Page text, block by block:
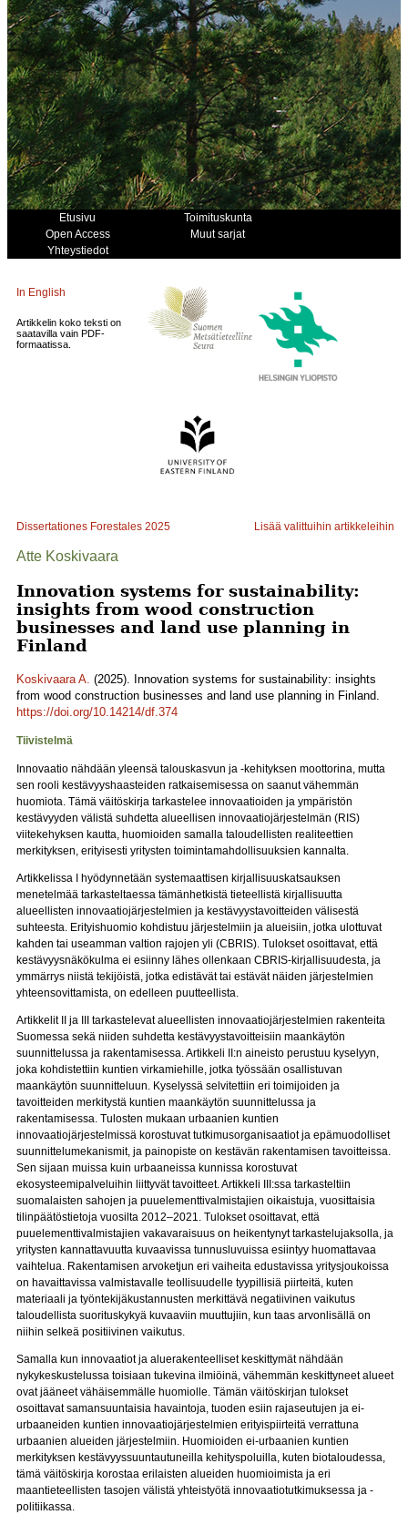
Etusivu
Toimituskunta
Open Access
Muut sarjat
Yhteystiedot
In English
Artikkelin koko teksti on
saatavilla vain PDF-
formaatissa.
Dissertationes Forestales 2025 Lisää valittuihin artikkeleihin
Atte Koskivaara
Innovation systems for sustainability:
insights from wood construction
businesses and land use planning in
Finland
Koskivaara A. (2025). Innovation systems for sustainability: insights
from wood construction businesses and land use planning in Finland.
https://doi.org/10.14214/df.374
Tiivistelmä
Innovaatio nähdään yleensä talouskasvun ja -kehityksen moottorina, mutta
sen rooli kestävyyshaasteiden ratkaisemisessa on saanut vähemmän
huomiota. Tämä väitöskirja tarkastelee innovaatioiden ja ympäristön
kestävyyden välistä suhdetta alueellisen innovaatiojärjestelmän (RIS)
viitekehyksen kautta, huomioiden samalla taloudellisten realiteettien
merkityksen, erityisesti yritysten toimintamahdollisuuksien kannalta.
Artikkelissa I hyödynnetään systemaattisen kirjallisuuskatsauksen
menetelmää tarkasteltaessa tämänhetkistä tieteellistä kirjallisuutta
alueellisten innovaatiojärjestelmien ja kestävyystavoitteiden välisestä
suhteesta. Erityishuomio kohdistuu järjestelmiin ja alueisiin, jotka ulottuvat
kahden tai useamman valtion rajojen yli (CBRIS). Tulokset osoittavat, että
kestävyysnäkökulma ei esiinny lähes ollenkaan CBRIS-kirjallisuudesta, ja
ymmärrys niistä tekijöistä, jotka edistävät tai estävät näiden järjestelmien
yhteensovittamista, on edelleen puutteellista.
Artikkelit II ja III tarkastelevat alueellisten innovaatiojärjestelmien rakenteita
Suomessa sekä niiden suhdetta kestävyystavoitteisiin maankäytön
suunnittelussa ja rakentamisessa. Artikkeli II:n aineisto perustuu kyselyyn,
joka kohdistettiin kuntien virkamiehille, jotka työssään osallistuvan
maankäytön suunnitteluun. Kyselyssä selvitettiin eri toimijoiden ja
tavoitteiden merkitystä kuntien maankäytön suunnittelussa ja
rakentamisessa. Tulosten mukaan urbaanien kuntien
innovaatiojärjestelmissä korostuvat tutkimusorganisaatiot ja epämuodolliset
suunnittelumekanismit, ja painopiste on kestävän rakentamisen tavoitteissa.
Sen sijaan muissa kuin urbaaneissa kunnissa korostuvat
ekosysteemipalveluihin liittyvät tavoitteet. Artikkeli III:ssa tarkasteltiin
suomalaisten sahojen ja puuelementtivalmistajien oikaistuja, vuosittaisia
tilinpäätöstietoja vuosilta 2012–2021. Tulokset osoittavat, että
puuelementtivalmistajien vakavaraisuus on heikentynyt tarkastelujaksolla, ja
yritysten kannattavuutta kuvaavissa tunnusluvuissa esiintyy huomattavaa
vaihtelua. Rakentamisen arvoketjun eri vaiheita edustavissa yritysjoukoissa
on havaittavissa valmistavalle teollisuudelle tyypillisiä piirteitä, kuten
materiaali ja työntekijäkustannusten merkittävä negatiivinen vaikutus
taloudellista suorituskykyä kuvaaviin muuttujiin, kun taas arvonlisällä on
niihin selkeä positiivinen vaikutus.
Samalla kun innovaatiot ja aluerakenteelliset keskittymät nähdään
nykykeskustelussa toisiaan tukevina ilmiöinä, vähemmän keskittyneet alueet
ovat jääneet vähäisemmälle huomiolle. Tämän väitöskirjan tulokset
osoittavat samansuuntaisia havaintoja, tuoden esiin rajaseutujen ja ei-
urbaaneiden kuntien innovaatiojärjestelmien erityispiirteitä verrattuna
urbaanien alueiden järjestelmiin. Huomioiden ei-urbaanien kuntien
merkityksen kestävyyssuuntautuneilla kehityspoluilla, kuten biotaloudessa,
tämä väitöskirja korostaa erilaisten alueiden huomioimista ja eri
maantieteellisten tasojen välistä yhteistyötä innovaatiotutkimuksessa ja -
politiikassa.